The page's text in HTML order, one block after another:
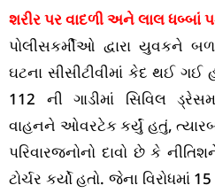
શરીર પર વાદળી અને લાલ ધબ્બાં
પોલીસકર્મીઓ દ્વારા યુવકને
ઘટના સીસીટીવીમાં કેદ થઈ
112 ની ગાડીમાં સિવિલ
વાહનને ઓવરટેક કર્યું હતું,
પરિવારજનોનો દાવો છે કે
ટોર્ચર કર્યો હતો. જેના વિરોધમાં